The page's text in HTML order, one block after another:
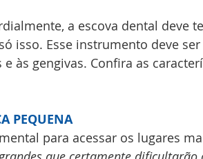
a escova dental deve
isso. Esse instrumento deve
e às gengivas. Confira as
PEQUENA
para acessar os lugares